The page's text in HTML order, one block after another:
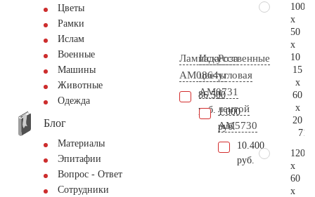
Цветы
Рамки
Ислам
Военные
Машины
Животные
Одежда
Блог
Материалы
Эпитафии
Вопрос - Ответ
Сотрудники
Лампада
AM0864
86.500
руб.
Искусственные
цветы
AM0731
1.000
руб.
Роза
угловая
с
лентой
AM5730
10.400
руб.
100
x
50
x
10
15
x
60
x
20
120
x
60
x